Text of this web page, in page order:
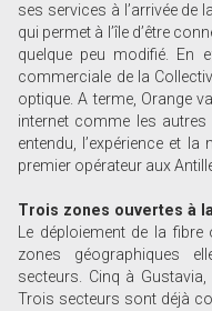
ses services à l’arrivée de
qui permet à l’île d’être
quelque peu modifié. En
commerciale de la
optique. A terme, Orange
internet comme les autres
entendu, l’expérience et
premier opérateur aux
Trois zones ouvertes à
Le déploiement de la
zones géographiques
secteurs. Cinq à
Trois secteurs sont déjà